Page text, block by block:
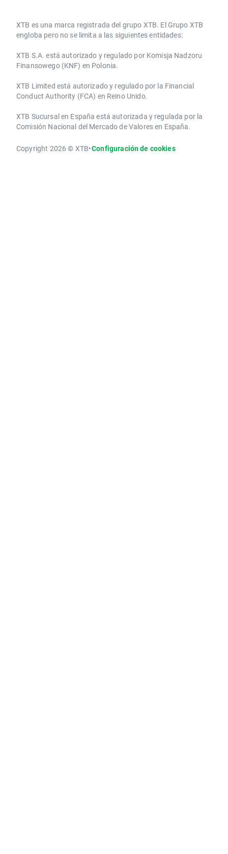
​​XTB es una marca registrada del grupo XTB. El Grupo XTB
engloba pero no se limita a las siguientes entidades:
XTB S.A.​ está autorizado y regulado por Komisja Nadzoru
Finansowego (KNF) ​en Polonia.
XTB Limited ​está autorizado y regulado por la ​Financial
Conduct Authority ​(FCA) en ​​Reino Unido.
XTB Sucursal en España está autorizada y regulada por la
Comisión Nacional del Mercado de Valores en España.
Copyright 2026 © XTB•Configuración de cookies